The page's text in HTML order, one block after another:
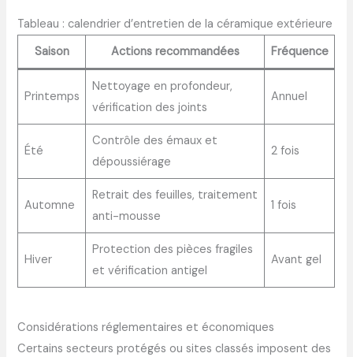
Tableau : calendrier d’entretien de la céramique extérieure
Saison
Actions recommandées Fréquence
Printemps
Nettoyage en profondeur,
vérification des joints
Annuel
Été
Contrôle des émaux et
dépoussiérage
2 fois
Automne
Retrait des feuilles, traitement
anti-mousse
1 fois
Hiver
Protection des pièces fragiles
et vérification antigel
Avant gel
Considérations réglementaires et économiques
Certains secteurs protégés ou sites classés imposent des